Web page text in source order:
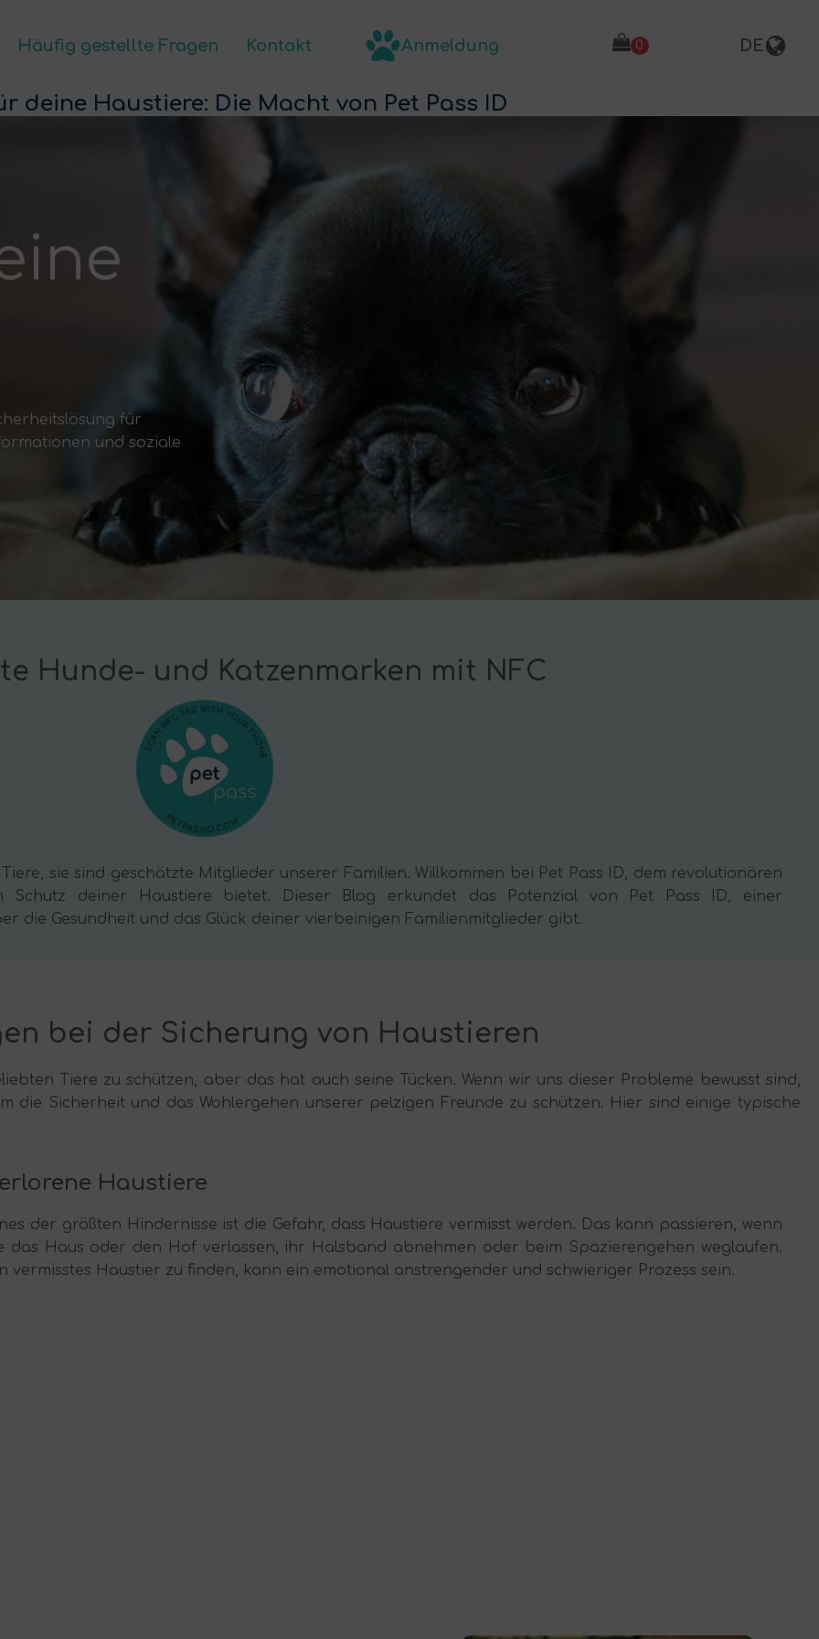
Häufig gestellte Fragen Kontakt Anmeldung DE
Häufig gestellte Fragen
deine Haustiere: Die Macht von Pet Pass ID
für
und soziale
Hunde- und Katzenmarken mit NFC
sie sind geschätzte Mitglieder unserer Familien. Willkommen bei Pet Pass ID, dem revolutionären
Schutz deiner Haustiere bietet. Dieser Blog erkundet das Potenzial von Pet Pass ID, einer
die Gesundheit und das Glück deiner vierbeinigen Familienmitglieder gibt.
bei der Sicherung von Haustieren
Tiere zu schützen, aber das hat auch seine Tücken. Wenn wir uns dieser Probleme bewusst sind,
die Sicherheit und das Wohlergehen unserer pelzigen Freunde zu schützen. Hier sind einige typische
Haustiere
der größten Hindernisse ist die Gefahr, dass Haustiere vermisst werden. Das kann passieren, wenn
das Haus oder den Hof verlassen, ihr Halsband abnehmen oder beim Spazierengehen weglaufen.
vermisstes Haustier zu finden, kann ein emotional anstrengender und schwieriger Prozess sein.